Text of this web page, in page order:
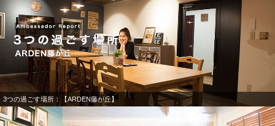
3つの過ごす場所：【ARDEN藤が丘】